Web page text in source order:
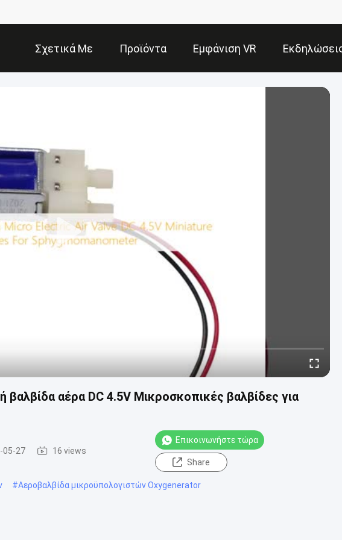
Σχετικά Με Προϊόντα Εμφάνιση VR
βαλβίδα αέρα DC 4.5V Μικροσκοπικές βαλβίδες για
05-27 16 views
Επικοινωνήστε τώρα
Share
#Αεροβαλβίδα μικροϋπολογιστών Oxygenerator